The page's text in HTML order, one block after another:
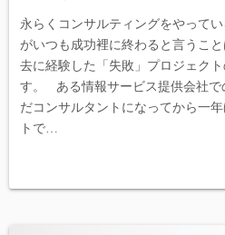
永らくコンサルティングをやって
がいつも成功裡に終わると言うこ
去に経験した「失敗」プロジェク
す。 ある情報サービス提供会社で
だコンサルタントになってから一
トで…